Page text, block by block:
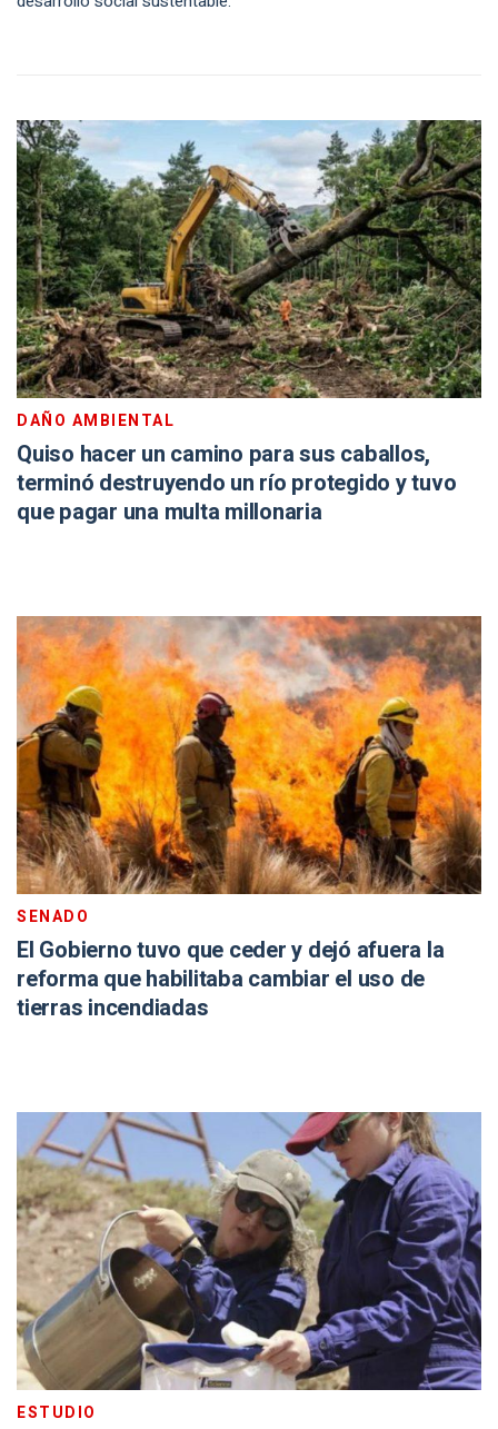
DAÑO AMBIENTAL
Quiso hacer un camino para sus caballos,
terminó destruyendo un río protegido y tuvo
que pagar una multa millonaria
SENADO
El Gobierno tuvo que ceder y dejó afuera la
reforma que habilitaba cambiar el uso de
tierras incendiadas
ESTUDIO